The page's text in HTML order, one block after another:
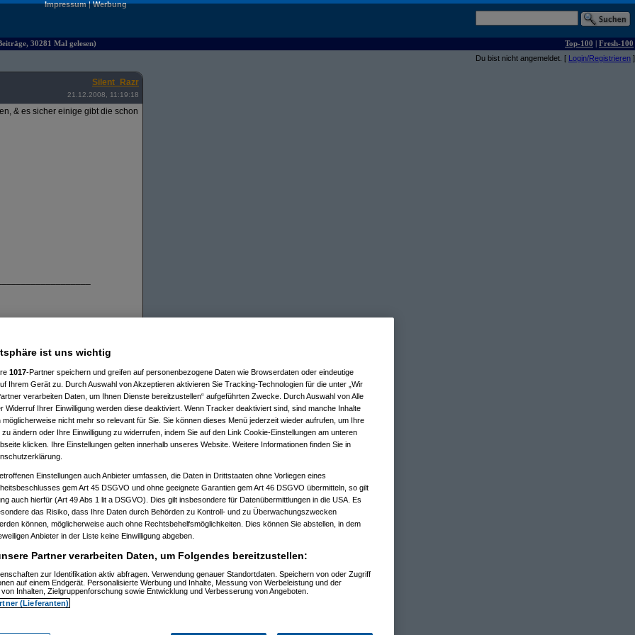
Impressum|Werbung
30281 Mal gelesen) Top-100 | Fresh-100
Du bist nicht angemeldet. [ Login/Registrieren ]
Silent_Razr
21.12.2008, 11:19:18
& es sicher einige gibt die schon
11:32:52)
11:35:10)
12:40:07)
21.12.2008, 12:43:46)
12:46:42)
21.12.2008, 12:48:51)
am 21.12.2008, 15:29:14)
am 21.12.2008, 12:49:41)
am 21.12.2008, 12:59:58)
am 22.12.2008, 19:52:16)
am 22.12.2008, 20:38:25)
am 22.12.2008, 20:56:19)
am 22.12.2008, 21:01:14)
am 22.12.2008, 21:06:19)
am 22.12.2008, 21:26:38)
ist uns wichtig
1017-Partner speichern und greifen auf personenbezogene Daten wie Browserdaten oder eindeutige
Ihrem Gerät zu. Durch Auswahl von Akzeptieren aktivieren Sie Tracking-Technologien für die unter „Wir
verarbeiten Daten, um Ihnen Dienste bereitzustellen“ aufgeführten Zwecke. Durch Auswahl von Alle
Widerruf Ihrer Einwilligung werden diese deaktiviert. Wenn Tracker deaktiviert sind, sind manche Inhalte
möglicherweise nicht mehr so relevant für Sie. Sie können dieses Menü jederzeit wieder aufrufen, um Ihre
zu ändern oder Ihre Einwilligung zu widerrufen, indem Sie auf den Link Cookie-Einstellungen am unteren
klicken. Ihre Einstellungen gelten innerhalb unseres Website. Weitere Informationen finden Sie in
Einstellungen auch Anbieter umfassen, die Daten in Drittstaaten ohne Vorliegen eines
gem Art 45 DSGVO und ohne geeignete Garantien gem Art 46 DSGVO übermitteln, so gilt
auch hierfür (Art 49 Abs 1 lit a DSGVO). Dies gilt insbesondere für Datenübermittlungen in die USA. Es
das Risiko, dass Ihre Daten durch Behörden zu Kontroll- und zu Überwachungszwecken
können, möglicherweise auch ohne Rechtsbehelfsmöglichkeiten. Dies können Sie abstellen, in dem
Anbieter in der Liste keine Einwilligung abgeben.
Partner verarbeiten Daten, um Folgendes bereitzustellen:
zur Identifikation aktiv abfragen. Verwendung genauer Standortdaten. Speichern von oder Zugriff
auf einem Endgerät. Personalisierte Werbung und Inhalte, Messung von Werbeleistung und der
Inhalten, Zielgruppenforschung sowie Entwicklung und Verbesserung von Angeboten.
(Lieferanten)